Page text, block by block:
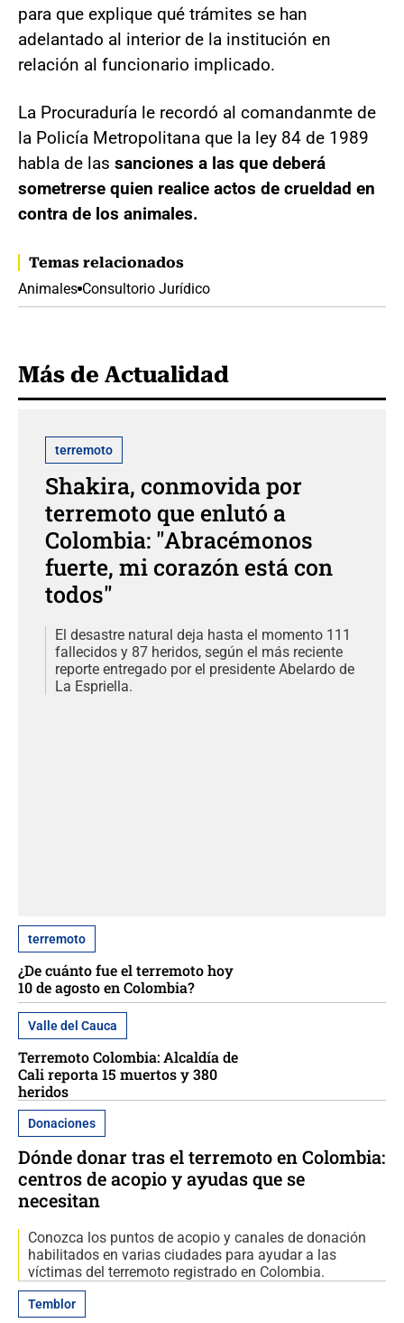
para que explique qué trámites se han
adelantado al interior de la institución en
relación al funcionario implicado.
La Procuraduría le recordó al comandanmte de
la Policía Metropolitana que la ley 84 de 1989
habla de las sanciones a las que deberá
sometrerse quien realice actos de crueldad en
contra de los animales.
Temas relacionados
Animales Consultorio Jurídico
Más de Actualidad
terremoto
Shakira, conmovida por
terremoto que enlutó a
Colombia: "Abracémonos
fuerte, mi corazón está con
todos"
El desastre natural deja hasta el momento 111
fallecidos y 87 heridos, según el más reciente
reporte entregado por el presidente Abelardo de
La Espriella.
terremoto
¿De cuánto fue el terremoto hoy
10 de agosto en Colombia?
Valle del Cauca
Terremoto Colombia: Alcaldía de
Cali reporta 15 muertos y 380
heridos
Donaciones
Dónde donar tras el terremoto en Colombia:
centros de acopio y ayudas que se
necesitan
Conozca los puntos de acopio y canales de donación
habilitados en varias ciudades para ayudar a las
víctimas del terremoto registrado en Colombia.
Temblor